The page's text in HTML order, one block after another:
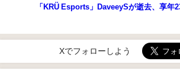
「KRÜ Esports」DaveeySが逝去、享年
Xでフォローしよう